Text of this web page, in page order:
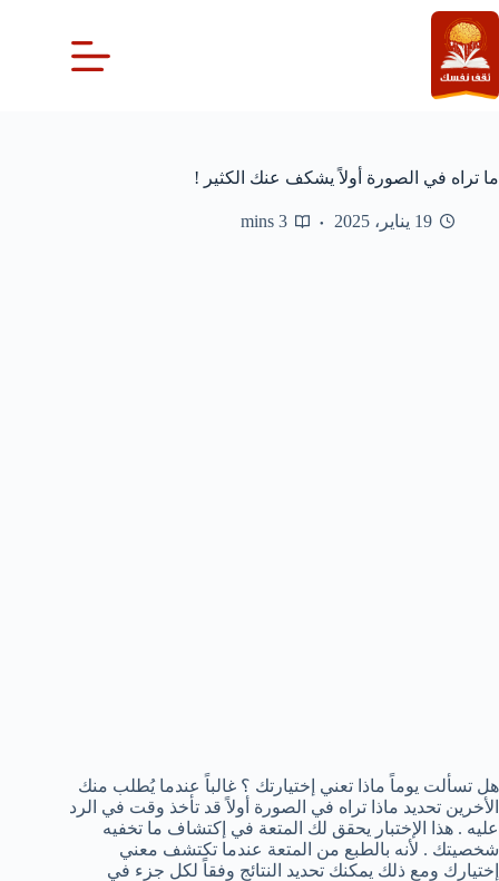
التجاوز
إلى
المحتوى
ما تراه في الصورة أولاً يشكف عنك الكثير !
19 يناير، 2025 3 mins
هل تسألت يوماً ماذا تعني إختيارتك ؟ غالباً عندما يُطلب منك
الأخرين تحديد ماذا تراه في الصورة أولاً قد تأخذ وقت في الرد
عليه . هذا الإختبار يحقق لك المتعة في إكتشاف ما تخفيه
شخصيتك . لأنه بالطبع من المتعة عندما تكتشف معني
إختيارك ومع ذلك يمكنك تحديد النتائج وفقاً لكل جزء في